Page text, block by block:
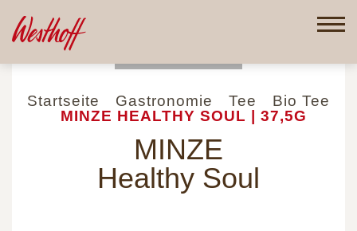
zum
Startseite Gastronomie Tee
Bio Tee
MINZE HEALTHY SOUL | 37,5G
MINZE
Healthy Soul